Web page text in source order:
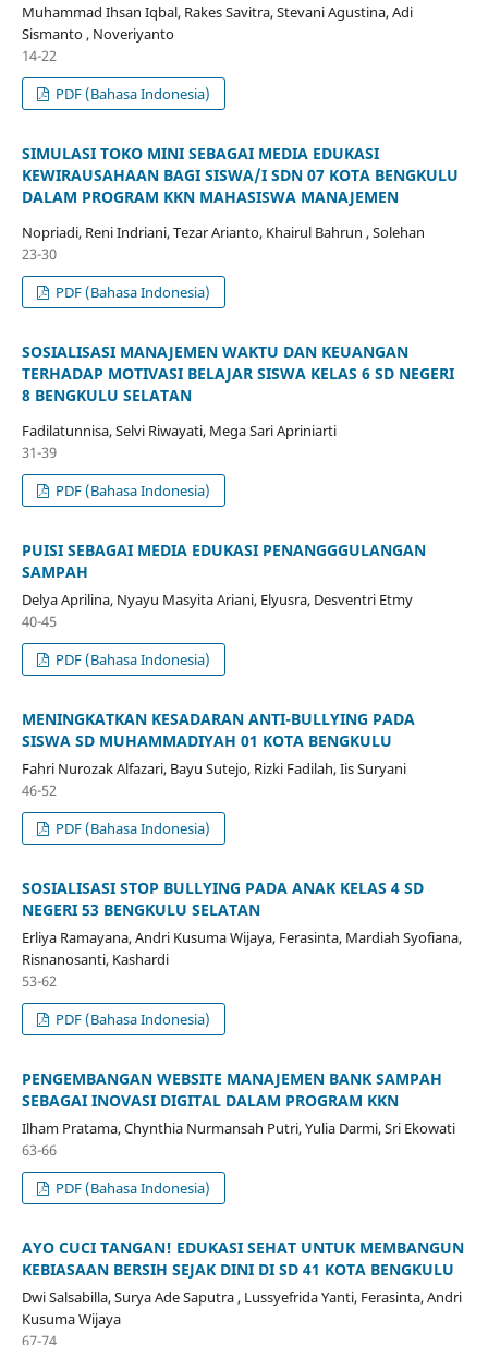
Muhammad Ihsan Iqbal, Rakes Savitra, Stevani Agustina, Adi
Sismanto , Noveriyanto
14-22
PDF (Bahasa Indonesia)
SIMULASI TOKO MINI SEBAGAI MEDIA EDUKASI
KEWIRAUSAHAAN BAGI SISWA/I SDN 07 KOTA BENGKULU
DALAM PROGRAM KKN MAHASISWA MANAJEMEN
Nopriadi, Reni Indriani, Tezar Arianto, Khairul Bahrun , Solehan
23-30
PDF (Bahasa Indonesia)
SOSIALISASI MANAJEMEN WAKTU DAN KEUANGAN
TERHADAP MOTIVASI BELAJAR SISWA KELAS 6 SD NEGERI
8 BENGKULU SELATAN
Fadilatunnisa, Selvi Riwayati, Mega Sari Apriniarti
31-39
PDF (Bahasa Indonesia)
PUISI SEBAGAI MEDIA EDUKASI PENANGGGULANGAN
SAMPAH
Delya Aprilina, Nyayu Masyita Ariani, Elyusra, Desventri Etmy
40-45
PDF (Bahasa Indonesia)
MENINGKATKAN KESADARAN ANTI-BULLYING PADA
SISWA SD MUHAMMADIYAH 01 KOTA BENGKULU
Fahri Nurozak Alfazari, Bayu Sutejo, Rizki Fadilah, Iis Suryani
46-52
PDF (Bahasa Indonesia)
SOSIALISASI STOP BULLYING PADA ANAK KELAS 4 SD
NEGERI 53 BENGKULU SELATAN
Erliya Ramayana, Andri Kusuma Wijaya, Ferasinta, Mardiah Syofiana,
Risnanosanti, Kashardi
53-62
PDF (Bahasa Indonesia)
PENGEMBANGAN WEBSITE MANAJEMEN BANK SAMPAH
SEBAGAI INOVASI DIGITAL DALAM PROGRAM KKN
Ilham Pratama, Chynthia Nurmansah Putri, Yulia Darmi, Sri Ekowati
63-66
PDF (Bahasa Indonesia)
AYO CUCI TANGAN! EDUKASI SEHAT UNTUK MEMBANGUN
KEBIASAAN BERSIH SEJAK DINI DI SD 41 KOTA BENGKULU
Dwi Salsabilla, Surya Ade Saputra , Lussyefrida Yanti, Ferasinta, Andri
Kusuma Wijaya
67-74